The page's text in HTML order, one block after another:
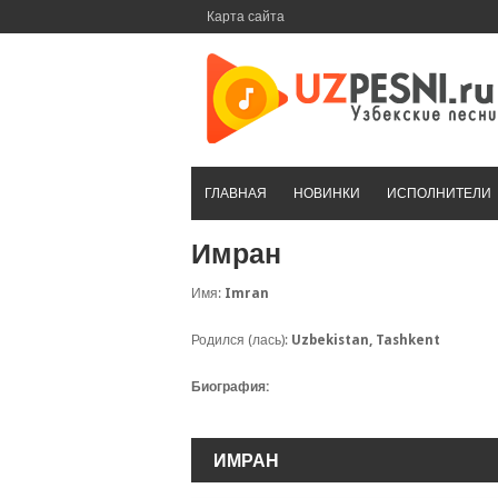
Карта сайта
ГЛАВНАЯ НОВИНКИ ИСПОЛНИТЕЛИ
Имран
Имя: Imran
Родился (лась): Uzbekistan, Tashkent
Биография:
ИМРАН